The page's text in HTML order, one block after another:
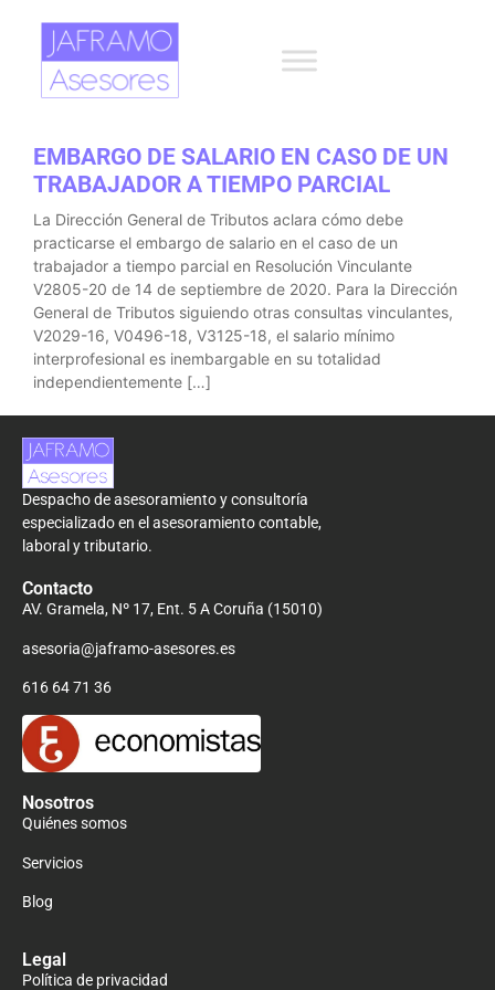
EMBARGO DE SALARIO EN CASO DE UN
TRABAJADOR A TIEMPO PARCIAL
La Dirección General de Tributos aclara cómo debe
practicarse el embargo de salario en el caso de un
trabajador a tiempo parcial en Resolución Vinculante
V2805-20 de 14 de septiembre de 2020. Para la Dirección
General de Tributos siguiendo otras consultas vinculantes,
V2029-16, V0496-18, V3125-18, el salario mínimo
interprofesional es inembargable en su totalidad
independientemente […]
Despacho de asesoramiento y consultoría
especializado en el asesoramiento contable,
laboral y tributario.
Contacto
AV. Gramela, Nº 17, Ent. 5 A Coruña (15010)
asesoria@jaframo-asesores.es
616 64 71 36
Nosotros
Quiénes somos
Servicios
Blog
Legal
Política de privacidad